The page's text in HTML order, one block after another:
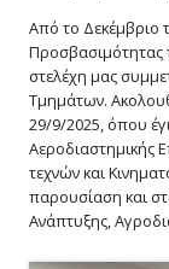
Από το Δεκέμβριο
Προσβασιμότητας
στελέχη μας
Τμημάτων.
29/9/2025, όπου
Αεροδιαστημικής
τεχνών και
παρουσίαση και
Ανάπτυξης,